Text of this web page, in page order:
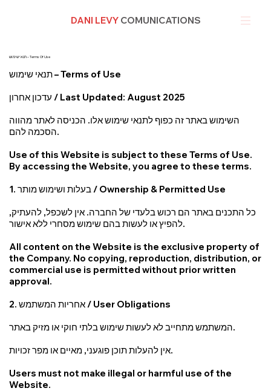
DANI LEVY COMUNICATIONS
תנאי שימוש – Terms Of Use
תנאי שימוש – Terms of Use
עדכון אחרון / Last Updated: August 2025
השימוש באתר זה כפוף לתנאי שימוש אלו. הכניסה לאתר מהווה
הסכמה להם.
Use of this Website is subject to these Terms of Use.
By accessing the Website, you agree to these terms.
1. בעלות ושימוש מותר / Ownership & Permitted Use
כל התכנים באתר הם רכוש בלעדי של החברה. אין לשכפל, להעתיק,
להפיץ או לעשות בהם שימוש מסחרי ללא אישור.
All content on the Website is the exclusive property of
the Company. No copying, reproduction, distribution, or
commercial use is permitted without prior written
approval.
2. אחריות המשתמש / User Obligations
המשתמש מתחייב לא לעשות שימוש בלתי חוקי או מזיק באתר.
אין להעלות תוכן פוגעני, מאיים או מפר זכויות.
Users must not make illegal or harmful use of the
Website.